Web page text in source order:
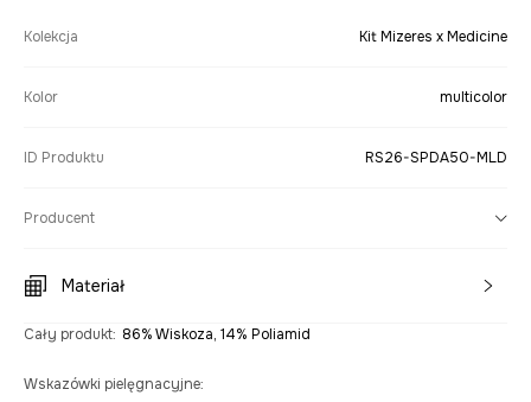
Kolekcja Kit Mizeres x Medicine
Kolor multicolor
ID Produktu RS26-SPDA50-MLD
Producent
Materiał
Cały produkt: 86% Wiskoza, 14% Poliamid
Wskazówki pielęgnacyjne: